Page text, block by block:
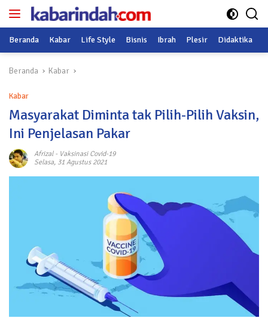
Langsung
Beranda Kabar Life Style Bisnis Ibrah Plesir Didaktika
Beranda Kabar
Kabar
Masyarakat Diminta tak Pilih-Pilih Vaksin,
Ini Penjelasan Pakar
Afrizal- Vaksinasi Covid-19
Selasa, 31 Agustus 2021